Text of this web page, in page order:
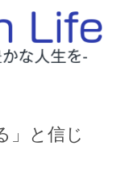
」と信じ